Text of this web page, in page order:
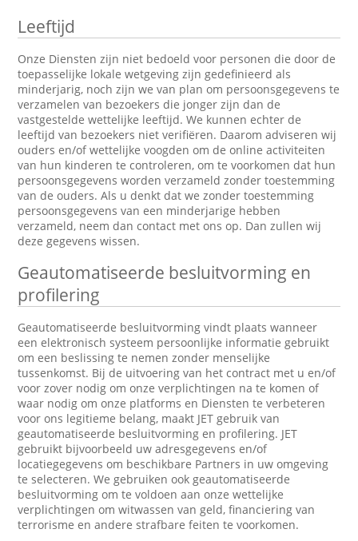
Leeftijd
Onze Diensten zijn niet bedoeld voor personen die door de
toepasselijke lokale wetgeving zijn gedefinieerd als
minderjarig, noch zijn we van plan om persoonsgegevens te
verzamelen van bezoekers die jonger zijn dan de
vastgestelde wettelijke leeftijd. We kunnen echter de
leeftijd van bezoekers niet verifiëren. Daarom adviseren wij
ouders en/of wettelijke voogden om de online activiteiten
van hun kinderen te controleren, om te voorkomen dat hun
persoonsgegevens worden verzameld zonder toestemming
van de ouders. Als u denkt dat we zonder toestemming
persoonsgegevens van een minderjarige hebben
verzameld, neem dan contact met ons op. Dan zullen wij
deze gegevens wissen.
Geautomatiseerde besluitvorming en
profilering
Geautomatiseerde besluitvorming vindt plaats wanneer
een elektronisch systeem persoonlijke informatie gebruikt
om een beslissing te nemen zonder menselijke
tussenkomst. Bij de uitvoering van het contract met u en/of
voor zover nodig om onze verplichtingen na te komen of
waar nodig om onze platforms en Diensten te verbeteren
voor ons legitieme belang, maakt JET gebruik van
geautomatiseerde besluitvorming en profilering. JET
gebruikt bijvoorbeeld uw adresgegevens en/of
locatiegegevens om beschikbare Partners in uw omgeving
te selecteren. We gebruiken ook geautomatiseerde
besluitvorming om te voldoen aan onze wettelijke
verplichtingen om witwassen van geld, financiering van
terrorisme en andere strafbare feiten te voorkomen.